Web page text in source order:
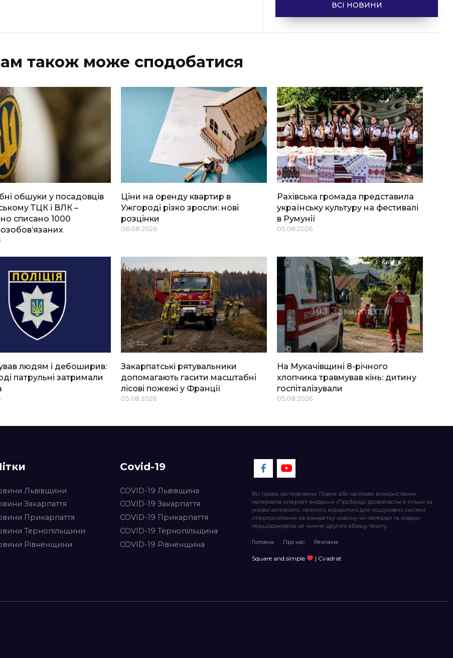
ВСІ НОВИНИ
також може сподобатися
обшуки у посадовців
ТЦК і ВЛК –
списано 1000
Ціни на оренду квартир в
Ужгороді різко зросли: нові
розцінки
06.08.2026
Рахівська громада представила
українську культуру на фестивалі
в Румунії
05.08.2026
людям і дебоширив:
патрульні затримали
Закарпатські рятувальники
допомагають гасити масштабні
лісові пожежі у Франції
05.08.2026
На Мукачівщині 8-річного
хлопчика травмував кінь: дитину
госпіталізували
05.08.2026
Львівщини
Закарпаття
Прикарпаття
Тернопільщини
Рівненщини
Covid-19
COVID-19 Львівщина
COVID-19 Закарпаття
COVID-19 Прикарпаття
COVID-19 Тернопільщина
COVID-19 Рівненщина
Всі права застережено. Повне або часткове використання
матеріалів інтернет-видання «ПроЗахід» дозволяється тільки за
умови активного, прямого, відкритого для пошукових систем
гіперпосилання на конкретну новину чи матеріал та згадки
першоджерела не нижче другого абзацу тексту.
Головна Про нас Реклама
Square and simple | Cvadrat